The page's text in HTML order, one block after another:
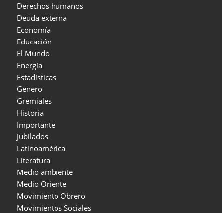
Derechos humanos
Deuda externa
Economía
Educación
El Mundo
Energía
Estadísticas
Genero
Gremiales
Historia
Importante
Jubilados
Latinoamérica
Literatura
Medio ambiente
Medio Oriente
Movimiento Obrero
Movimientos Sociales